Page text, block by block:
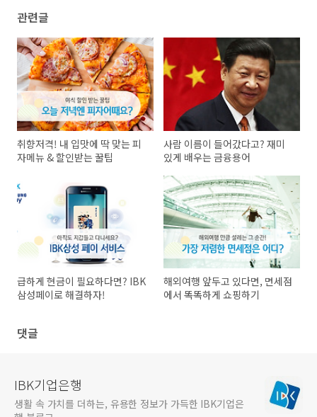
관련글
취향저격! 내 입맛에 딱 맞는 피
자메뉴 & 할인받는 꿀팁
사람 이름이 들어갔다고? 재미
있게 배우는 금융용어
급하게 현금이 필요하다면? IBK
삼성페이로 해결하자!
해외여행 앞두고 있다면, 면세점
에서 똑똑하게 쇼핑하기
댓글
IBK기업은행
생활 속 가치를 더하는, 유용한 정보가 가득한 IBK기업은